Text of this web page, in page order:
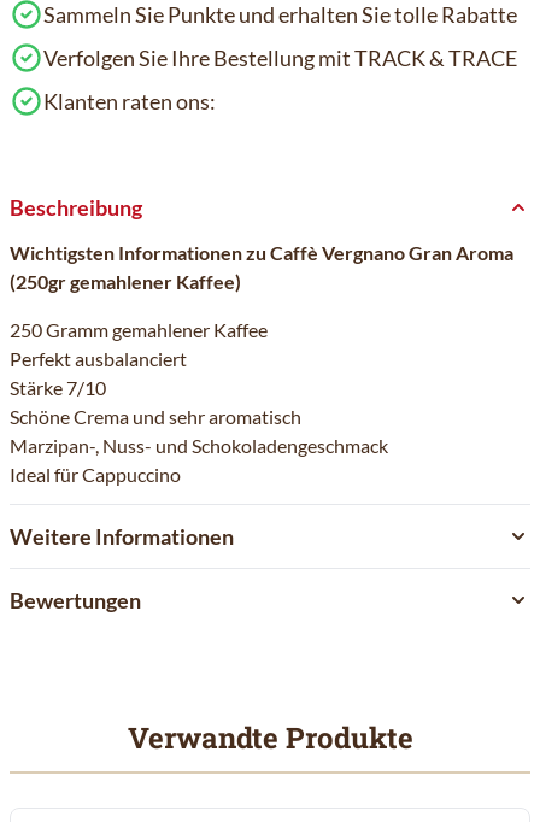
Sammeln Sie Punkte und erhalten Sie tolle Rabatte
Verfolgen Sie Ihre Bestellung mit TRACK & TRACE
Klanten raten ons:
Beschreibung
Wichtigsten Informationen zu Caffè Vergnano Gran Aroma
(250gr gemahlener Kaffee)
250 Gramm gemahlener Kaffee
Perfekt ausbalanciert
Stärke 7/10
Schöne Crema und sehr aromatisch
Marzipan-, Nuss- und Schokoladengeschmack
Ideal für Cappuccino
Weitere Informationen
Bewertungen
Verwandte Produkte
Mit der Tabulatortaste können Sie durch die Elemente des
Clicken, um das Karussell zu überspringen
Clicken, um zur Karussell-Navigation zu gelangen